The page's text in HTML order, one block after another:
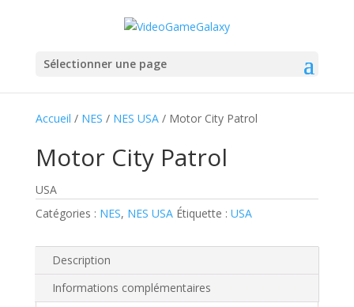
Sélectionner une page
Accueil / NES / NES USA/ Motor City Patrol
Motor City Patrol
USA
Catégories : NES, NES USA Étiquette : USA
Description
Informations complémentaires